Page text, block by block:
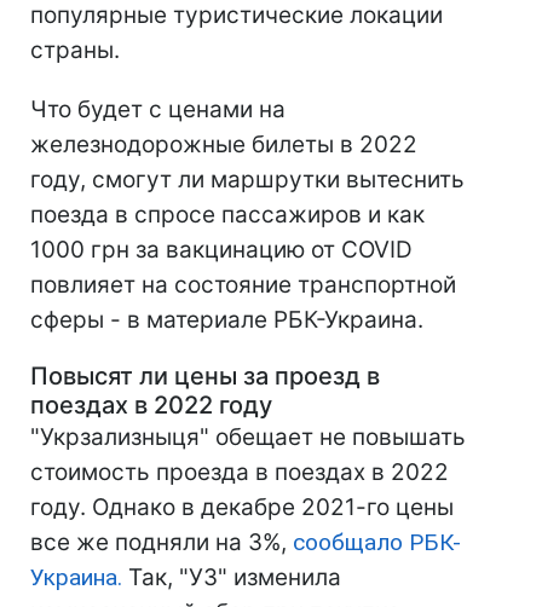
популярные туристические локации
страны.
Что будет с ценами на
железнодорожные билеты в 2022
году, смогут ли маршрутки вытеснить
поезда в спросе пассажиров и как
1000 грн за вакцинацию от COVID
повлияет на состояние транспортной
сферы - в материале РБК-Украина.
Повысят ли цены за проезд в
поездах в 2022 году
"Укрзализныця" обещает не повышать
стоимость проезда в поездах в 2022
году. Однако в декабре 2021-го цены
все же подняли на 3%, сообщало РБК-
Украина. Так, "УЗ" изменила